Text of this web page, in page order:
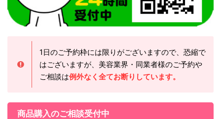
1日のご予約枠には限りがございますので、恐縮で
はございますが、美容業界・同業者様のご予約や
ご相談は例外なく全てお断りしています。
商品購入のご相談受付中